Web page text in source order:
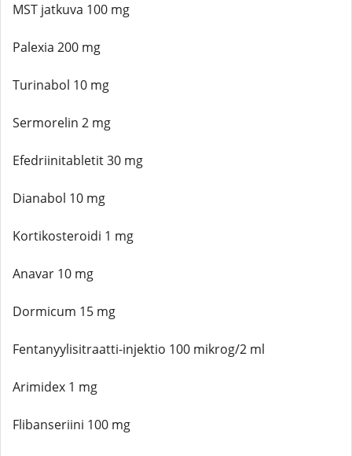
MST jatkuva 100 mg
Palexia 200 mg
Turinabol 10 mg
Sermorelin 2 mg
Efedriinitabletit 30 mg
Dianabol 10 mg
Kortikosteroidi 1 mg
Anavar 10 mg
Dormicum 15 mg
Fentanyylisitraatti-injektio 100 mikrog/2 ml
Arimidex 1 mg
Flibanseriini 100 mg